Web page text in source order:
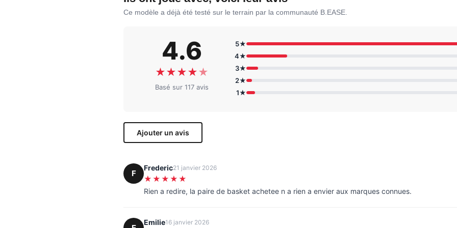
Ce modèle a déjà été testé sur le terrain par la communauté B.EASE.
4.6
★★★★★
Basé sur 117 avis
5★
4★
3★
2★
1★
Ajouter un avis
F
Frederic21 janvier 2026
★★★★★
Rien a redire, la paire de basket achetee n a rien a envier aux marques connues.
Emilie16 janvier 2026